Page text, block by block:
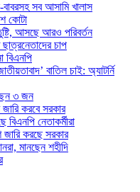
সব আসামি খালাস
কোটা
আসছে আরও পরিবর্তন
চাপ
বিএনপি
বাতিল চাই: অ্যাটর্নি
৩ জন
জারি করবে সরকার
নেতাকর্মীরা
জারি করছে সরকার
মানছেন শহীদি